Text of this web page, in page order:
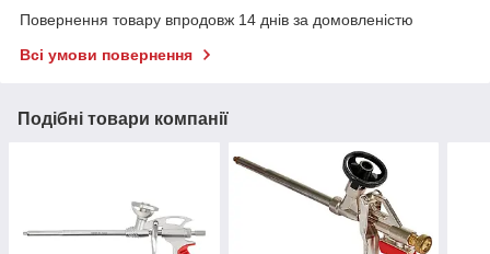
Повернення товару впродовж 14 днів за домовленістю
Всі умови повернення
Подібні товари компанії